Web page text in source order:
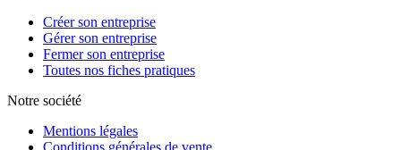
Créer son entreprise
Gérer son entreprise
Fermer son entreprise
Toutes nos fiches pratiques
Notre société
Mentions légales
Conditions générales de vente